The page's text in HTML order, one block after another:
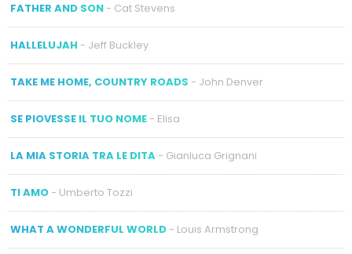
FATHER AND SON- Cat Stevens
HALLELUJAH - Jeff Buckley
TAKE ME HOME, COUNTRY ROADS - John Denver
SE PIOVESSE IL TUO NOME- Elisa
LA MIA STORIA TRA LE DITA- Gianluca Grignani
TI AMO- Umberto Tozzi
WHAT A WONDERFUL WORLD- Louis Armstrong